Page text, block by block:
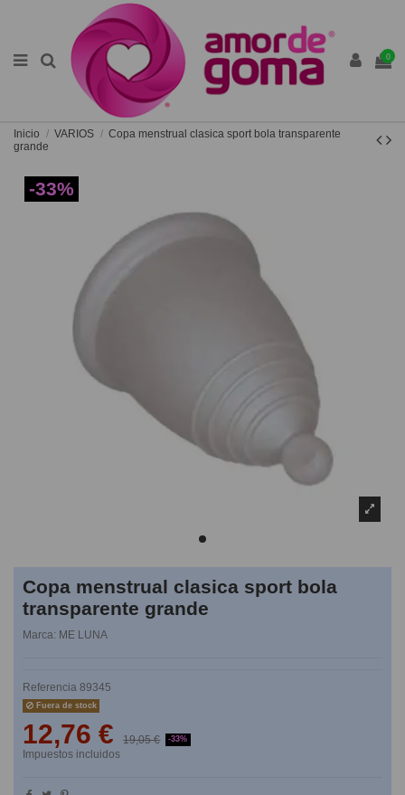
0
Inicio VARIOS
Copa menstrual clasica sport bola transparente
grande
-33%
Copa menstrual clasica sport bola
transparente grande
Marca: ME LUNA
Referencia 89345
Fuera de stock
12,76 € 19,05 € -33%
Impuestos incluidos